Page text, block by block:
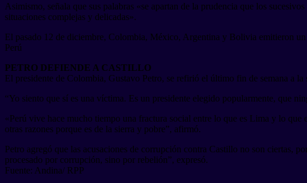
Asimismo, señala que sus palabras «se apartan de la prudencia que los
situaciones complejas y delicadas».
El pasado 12 de diciembre, Colombia, México, Argentina y Bolivia emitieron
Perú
PETRO DEFIENDE A CASTILLO
El presidente de Colombia, Gustavo Petro, se refirió el último fin de semana a
“Yo siento que sí es una víctima. Es un presidente elegido popularmente, que
«Perú vive hace mucho tiempo una fractura social entre lo que es Lima y lo
otras razones porque es de la sierra y pobre”, afirmó.
Petro agregó que las acusaciones de corrupción contra Castillo no son ciertas,
procesado por corrupción, sino por rebelión”, expresó.
Fuente: Andina/ RPP